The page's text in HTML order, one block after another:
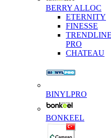
BERRY ALLOC
ETERNITY
FINESSE
TRENDLINE
PRO
CHATEAU
BINYLPRO
BONKEEL